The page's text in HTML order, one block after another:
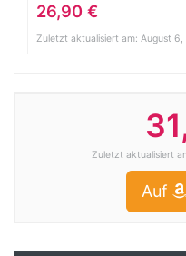
26,90 €
Zuletzt aktualisiert am: August
Zuletzt aktualisiert
Auf